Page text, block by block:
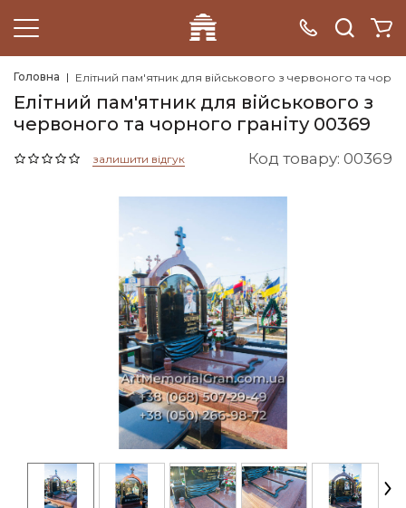
Головна Елітний пам'ятник для військового з червоного та
Елітний пам'ятник для військового з
червоного та чорного граніту 00369
залишити відгук Код товару: 00369